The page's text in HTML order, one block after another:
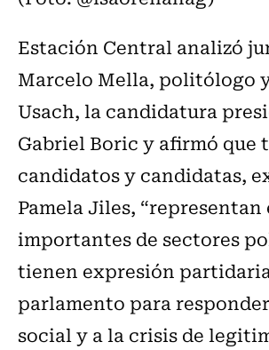
Estación Central analizó
Marcelo Mella, politólogo
Usach, la candidatura
Gabriel Boric y afirmó que
candidatos y candidatas,
Pamela Jiles, “representan
importantes de sectores
tienen expresión
parlamento para
social y a la crisis de